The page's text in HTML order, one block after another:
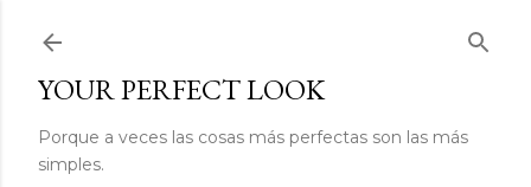
YOUR PERFECT LOOK
Porque a veces las cosas más perfectas son las más
simples.